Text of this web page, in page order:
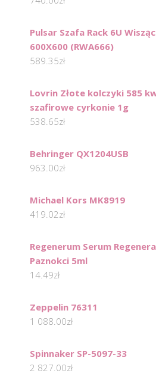
Pulsar Szafa Rack 6U
600X600 (RWA666)
589.35zł
Lovrin Złote kolczyki 585
szafirowe cyrkonie 1g
538.65zł
Behringer QX1204USB
963.00zł
Michael Kors MK8919
419.02zł
Regenerum Serum
Paznokci 5ml
14.49zł
Zeppelin 76311
1 088.00zł
Spinnaker SP-5097-33
2 827.00zł